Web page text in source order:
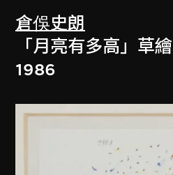
倉俁史朗
「月亮有多高」草繪
1986